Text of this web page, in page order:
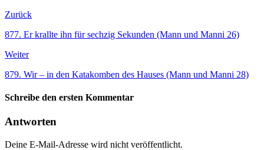
Zurück
877. Er krallte ihn für sechzig Sekunden (Mann und Manni 26)
Weiter
879. Wir – in den Katakomben des Hauses (Mann und Manni 28)
Schreibe den ersten Kommentar
Antworten
Deine E-Mail-Adresse wird nicht veröffentlicht.